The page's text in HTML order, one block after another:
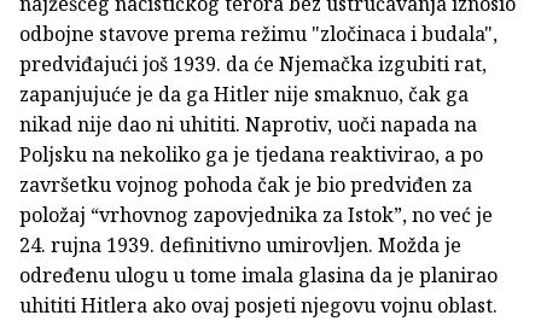
odbojne stavove prema režimu "zločinaca i budala",
predviđajući još 1939. da će Njemačka izgubiti rat,
zapanjujuće je da ga Hitler nije smaknuo, čak ga
nikad nije dao ni uhititi. Naprotiv, uoči napada na
Poljsku na nekoliko ga je tjedana reaktivirao, a po
završetku vojnog pohoda čak je bio predviđen za
položaj “vrhovnog zapovjednika za Istok”, no već je
24. rujna 1939. definitivno umirovljen. Možda je
određenu ulogu u tome imala glasina da je planirao
uhititi Hitlera ako ovaj posjeti njegovu vojnu oblast.